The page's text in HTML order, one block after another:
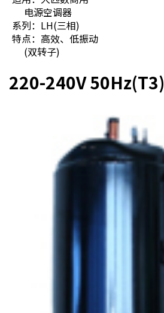
电源空调器
系列：LH(三相)
特点：高效、低振动
(双转子)
220-240V 50Hz(T3)